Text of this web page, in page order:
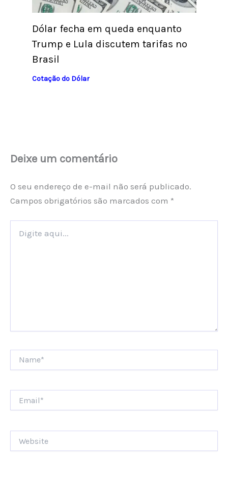
Dólar fecha em queda enquanto
Trump e Lula discutem tarifas no
Brasil
Cotação do Dólar
Deixe um comentário
O seu endereço de e-mail não será publicado.
Campos obrigatórios são marcados com *
aqui...